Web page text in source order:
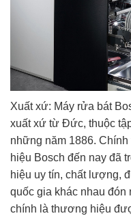
Xuất xứ: Máy rửa bát
xuất xứ từ Đức, thuộc
những năm 1886.
hiệu Bosch đến nay đã
hiệu uy tín, chất lượng,
quốc gia khác nhau đón
chính là thương hiệu